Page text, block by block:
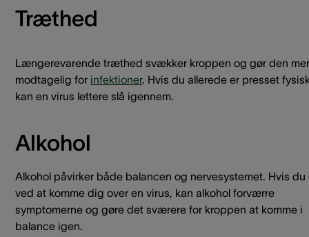
Træthed
Længerevarende træthed svækker kroppen og gør den
modtagelig for infektioner. Hvis du allerede er presset
kan en virus lettere slå igennem.
Alkohol
Alkohol påvirker både balancen og nervesystemet. Hvis du
ved at komme dig over en virus, kan alkohol forværre
symptomerne og gøre det sværere for kroppen at komme i
balance igen.